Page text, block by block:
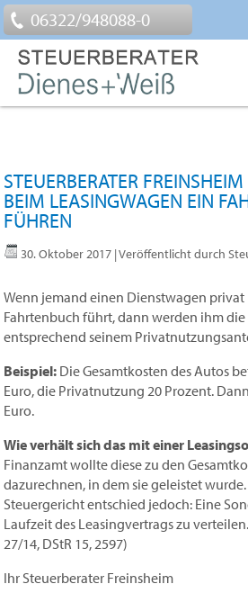
06322/948088-0
STEUERBERATER
BEIM LEASINGWAGEN EIN
FÜHREN
30. Oktober 2017 | Veröffentlicht durch
Wenn jemand einen Dienstwagen
Fahrtenbuch führt, dann werden ihm die
entsprechend seinem
Beispiel: Die Gesamtkosten des Autos
Euro, die Privatnutzung 20 Prozent.
Euro.
Wie verhält sich das mit einer
Finanzamt wollte diese zu den
dazurechnen, in dem sie geleistet
Steuergericht entschied jedoch: Eine
Laufzeit des Leasingvertrags zu verteilen.
27/14, DStR 15, 2597)
Ihr Steuerberater Freinsheim